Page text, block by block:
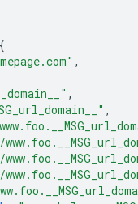
{
,
,
,